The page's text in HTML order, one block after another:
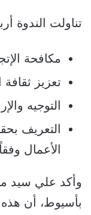
تناولت الندوة
مكافحة
تعزيز ثقافة
التوجيه
التعريف
الأعمال
وأكد علي سيد
بأسيوط، أن هذه